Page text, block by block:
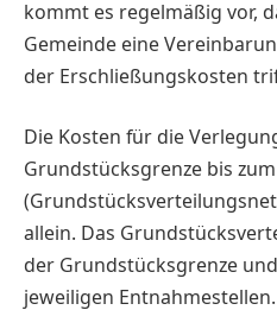
kommt es regelmäßig vor,
Gemeinde eine
der Erschließungskosten
Die Kosten für die
Grundstücksgrenze bis
allein. Das
der Grundstücksgrenze
jeweiligen